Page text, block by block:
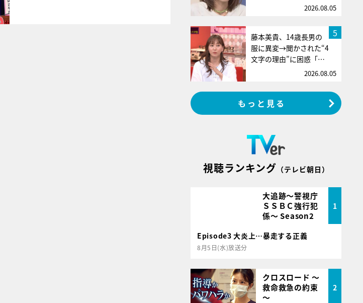
2026.08.05
5
藤本美貴、14歳長男の
服に異変→聞かされた“4
文字の理由”に困惑「…
2026.08.05
もっと見る
視聴ランキング （テレビ朝日）
大追跡～警視庁
ＳＳＢＣ強行犯
係～ Season2
1
Episode3 大炎上…暴走する正義
8月5日(水)放送分
クロスロード ～
救命救急の約束
～
2